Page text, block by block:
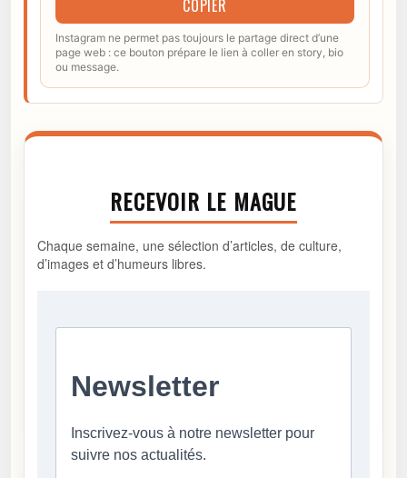
COPIER
Instagram ne permet pas toujours le partage direct d’une
page web : ce bouton prépare le lien à coller en story, bio
ou message.
RECEVOIR LE MAGUE
Chaque semaine, une sélection d’articles, de culture,
d’images et d’humeurs libres.